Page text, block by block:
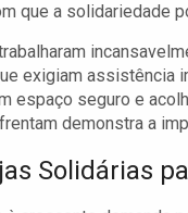
que a solidariedade
exigiam assistência
espaço seguro e
demonstra a
Solidárias